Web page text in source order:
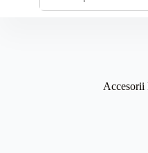
Accesorii